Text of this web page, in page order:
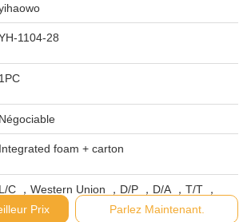
1104-28
1PC
Négociable
Integrated foam + carton
L/C ，Western Union ，D/P ，D/A ，T/T ，
Prix
Parlez Maintenant.